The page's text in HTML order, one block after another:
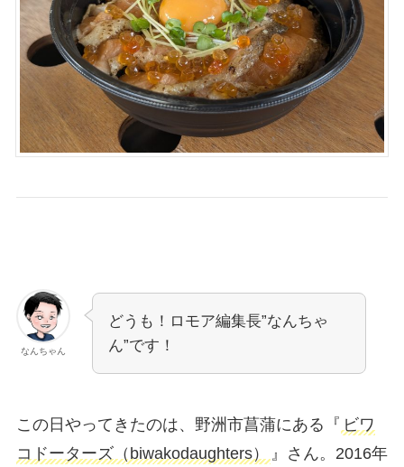
なんちゃん
どうも！ロモア編集長”なんちゃ
ん”です！
この日やってきたのは、野洲市菖蒲にある『 ビワ
コドーターズ（biwakodaughters）
』さん。2016年